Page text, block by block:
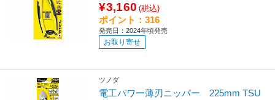
¥3,160 (税込)
ポイント：316
発売日：2024年頃発売
お取り寄せ
ツノダ
電工パワー薄刃ニッパー 225mm TSU